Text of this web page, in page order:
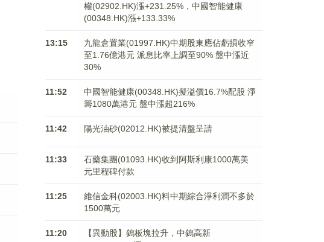
權(02902.HK)漲+231.25%，中國智能健康
(00348.HK)漲+133.33%
13:15
九龍倉置業(01997.HK)中期股東應佔虧損收窄
至1.76億港元 派息比率上調至90% 盤中漲近
30%
11:52
中國智能健康(00348.HK)擬溢價16.7%配股 淨
籌1080萬港元 ​​​​​​​盤中漲超216%
11:42 陽光油砂(02012.HK)被提清盤呈請
11:33
石藥集團(01093.HK)收到阿斯利康1000萬美
元里程碑付款
11:25
維信金科(02003.HK)料中期綜合淨利潤不多於
1500萬元
11:20
【異動股】鎢板塊拉升，中鎢高新